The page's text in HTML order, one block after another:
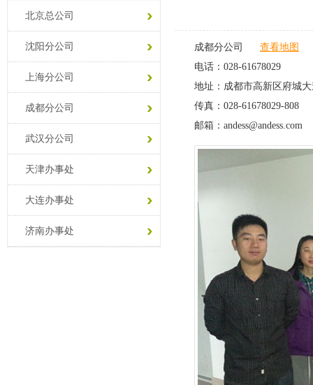
北京总公司
沈阳分公司
上海分公司
成都分公司
武汉分公司
天津办事处
大连办事处
济南办事处
成都分公司 查看地图
电话：028-61678029
地址：成都市高新区府城
传真：028-61678029-808
邮箱： andess@andess.com